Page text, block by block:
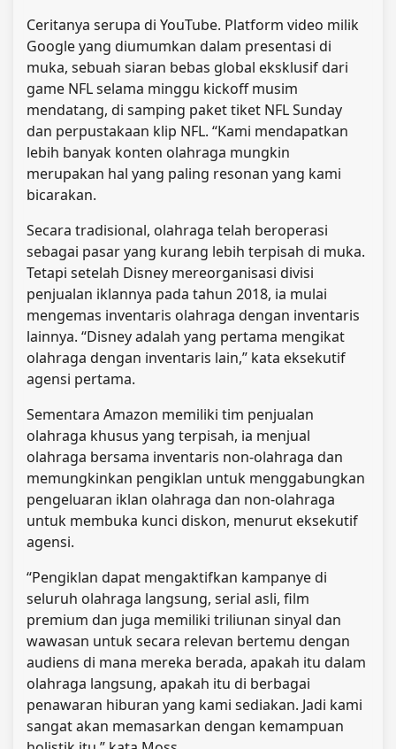
Ceritanya serupa di YouTube. Platform video milik
Google yang diumumkan dalam presentasi di
muka, sebuah siaran bebas global eksklusif dari
game NFL selama minggu kickoff musim
mendatang, di samping paket tiket NFL Sunday
dan perpustakaan klip NFL. “Kami mendapatkan
lebih banyak konten olahraga mungkin
merupakan hal yang paling resonan yang kami
bicarakan.
Secara tradisional, olahraga telah beroperasi
sebagai pasar yang kurang lebih terpisah di muka.
Tetapi setelah Disney mereorganisasi divisi
penjualan iklannya pada tahun 2018, ia mulai
mengemas inventaris olahraga dengan inventaris
lainnya. “Disney adalah yang pertama mengikat
olahraga dengan inventaris lain,” kata eksekutif
agensi pertama.
Sementara Amazon memiliki tim penjualan
olahraga khusus yang terpisah, ia menjual
olahraga bersama inventaris non-olahraga dan
memungkinkan pengiklan untuk menggabungkan
pengeluaran iklan olahraga dan non-olahraga
untuk membuka kunci diskon, menurut eksekutif
agensi.
“Pengiklan dapat mengaktifkan kampanye di
seluruh olahraga langsung, serial asli, film
premium dan juga memiliki triliunan sinyal dan
wawasan untuk secara relevan bertemu dengan
audiens di mana mereka berada, apakah itu dalam
olahraga langsung, apakah itu di berbagai
penawaran hiburan yang kami sediakan. Jadi kami
sangat akan memasarkan dengan kemampuan